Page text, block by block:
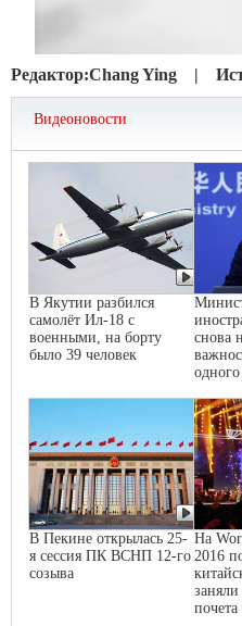
Редактор:Chang Ying |
Видеоновости
В Якутии разбился
самолёт Ил-18 с
военными, на борту
было 39 человек
снова
В Пекине открылась 25-
я сессия ПК ВСНП 12-го
созыва
На
2016
заняли
почета